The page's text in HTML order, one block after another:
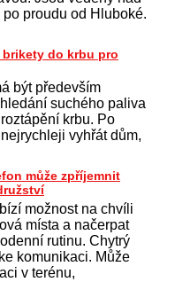
proudu od Hluboké.
do krbu pro
být především
suchého paliva
krbu. Po
vyhřát dům,
může zpříjemnit
možnost na chvíli
místa a načerpat
rutinu. Chytrý
komunikaci. Může
v terénu,